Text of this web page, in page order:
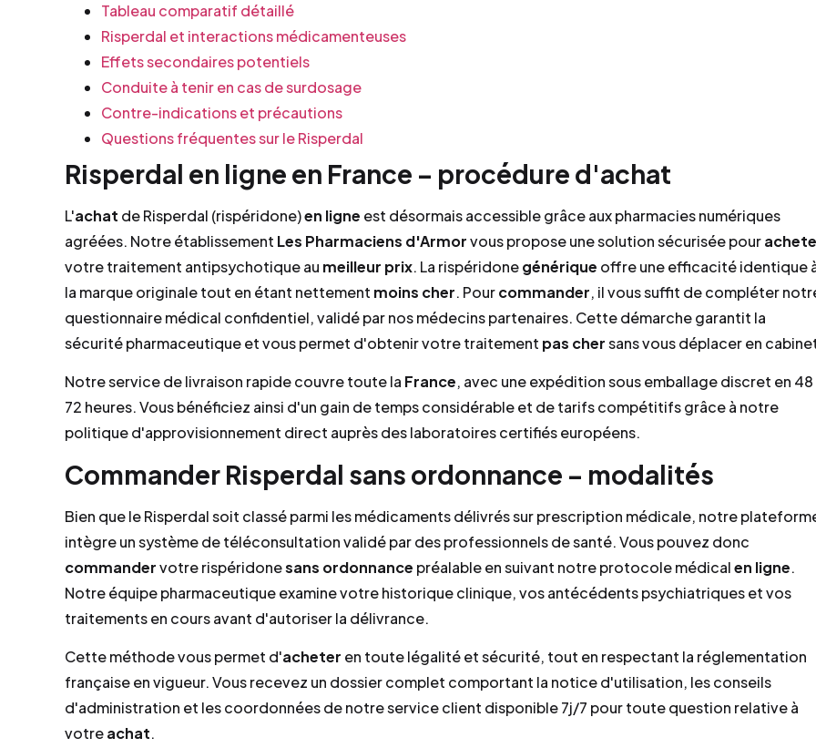
Tableau comparatif détaillé
Risperdal et interactions médicamenteuses
Effets secondaires potentiels
Conduite à tenir en cas de surdosage
Contre-indications et précautions
Questions fréquentes sur le Risperdal
Risperdal en ligne en France – procédure d'achat
L'achat de Risperdal (rispéridone)en ligne est désormais accessible grâce aux pharmacies numériques
agréées. Notre établissement Les Pharmaciens d'Armorvous propose une solution sécurisée pour
votre traitement antipsychotique au meilleur prix. La rispéridonegénérique offre une efficacité identique
la marque originale tout en étant nettement moins cher. Pourcommander, il vous suffit de compléter
questionnaire médical confidentiel, validé par nos médecins partenaires. Cette démarche garantit la
sécurité pharmaceutique et vous permet d'obtenir votre traitement pas chersans vous déplacer en
Notre service de livraison rapide couvre toute la France, avec une expédition sous emballage discret en 48
72 heures. Vous bénéficiez ainsi d'un gain de temps considérable et de tarifs compétitifs grâce à notre
politique d'approvisionnement direct auprès des laboratoires certifiés européens.
Commander Risperdal sans ordonnance – modalités
Bien que le Risperdal soit classé parmi les médicaments délivrés sur prescription médicale, notre
intègre un système de téléconsultation validé par des professionnels de santé. Vous pouvez donc
commandervotre rispéridonesans ordonnance préalable en suivant notre protocole médicalen ligne.
Notre équipe pharmaceutique examine votre historique clinique, vos antécédents psychiatriques et vos
traitements en cours avant d'autoriser la délivrance.
Cette méthode vous permet d'acheter en toute légalité et sécurité, tout en respectant la réglementation
française en vigueur. Vous recevez un dossier complet comportant la notice d'utilisation, les conseils
d'administration et les coordonnées de notre service client disponible 7j/7 pour toute question relative à
votreachat.